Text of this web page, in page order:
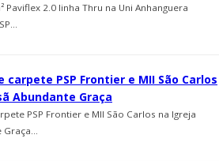
Paviflex 2.0 linha Thru na Uni Anhanguera
carpete PSP Frontier e MII São Carlos
Abundante Graça
PSP Frontier e MII São Carlos na Igreja
Graça...